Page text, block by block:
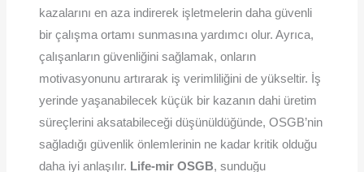
kazalarını en aza indirerek işletmelerin daha güvenli
bir çalışma ortamı sunmasına yardımcı olur. Ayrıca,
çalışanların güvenliğini sağlamak, onların
motivasyonunu artırarak iş verimliliğini de yükseltir. İş
yerinde yaşanabilecek küçük bir kazanın dahi üretim
süreçlerini aksatabileceği düşünüldüğünde, OSGB’nin
sağladığı güvenlik önlemlerinin ne kadar kritik olduğu
daha iyi anlaşılır. Life-mir OSGB, sunduğu